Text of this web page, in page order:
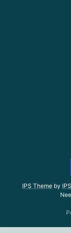
IPS Theme by